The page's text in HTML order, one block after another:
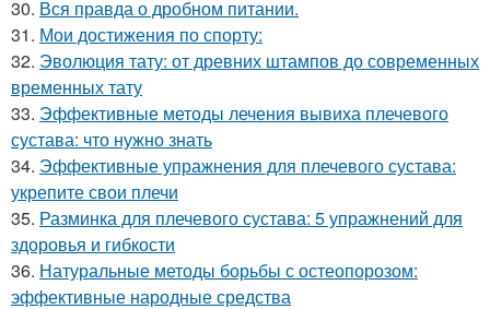
30. Вся правда о дробном питании.
31. Мои достижения по спорту:
32. Эволюция тату: от древних штампов до современных
временных тату
33. Эффективные методы лечения вывиха плечевого
сустава: что нужно знать
34. Эффективные упражнения для плечевого сустава:
укрепите свои плечи
35. Разминка для плечевого сустава: 5 упражнений для
здоровья и гибкости
36. Натуральные методы борьбы с остеопорозом:
эффективные народные средства